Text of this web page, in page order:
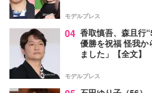
モデルプレス
04 香取慎吾、森且行
優勝を祝福 怪我か
ました」【全文】
モデルプレス